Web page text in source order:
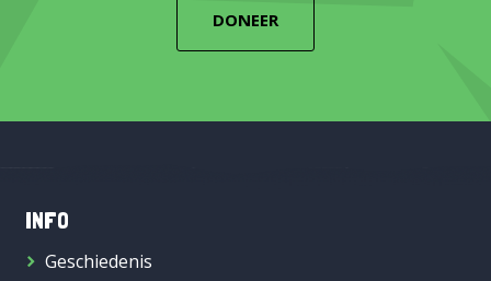
DONEER
INFO
Geschiedenis